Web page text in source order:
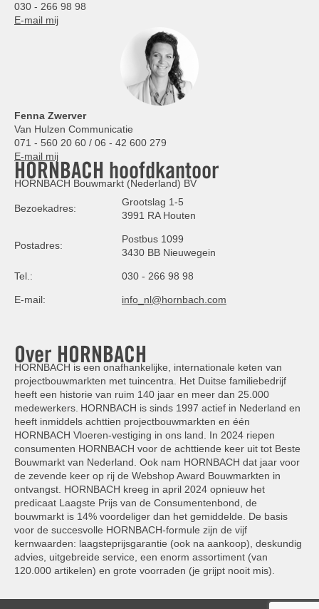
030 - 266 98 98
E-mail mij
Fenna Zwerver
Van Hulzen Communicatie
071 - 560 20 60 / 06 - 42 600 279
E-mail mij
HORNBACH hoofdkantoor
HORNBACH Bouwmarkt (Nederland) BV
Bezoekadres:
Grootslag 1-5
3991 RA Houten
Postadres:
Postbus 1099
3430 BB Nieuwegein
Tel.: 030 - 266 98 98
E-mail: info_nl@hornbach.com
Over HORNBACH
HORNBACH is een onafhankelijke, internationale keten van
projectbouwmarkten met tuincentra. Het Duitse familiebedrijf
heeft een historie van ruim 140 jaar en meer dan 25.000
medewerkers. HORNBACH is sinds 1997 actief in Nederland en
heeft inmiddels achttien projectbouwmarkten en één
HORNBACH Vloeren-vestiging in ons land. In 2024 riepen
consumenten HORNBACH voor de achttiende keer uit tot Beste
Bouwmarkt van Nederland. Ook nam HORNBACH dat jaar voor
de zevende keer op rij de Webshop Award Bouwmarkten in
ontvangst. HORNBACH kreeg in april 2024 opnieuw het
predicaat Laagste Prijs van de Consumentenbond, de
bouwmarkt is 14% voordeliger dan het gemiddelde. De basis
voor de succesvolle HORNBACH-formule zijn de vijf
kernwaarden: laagsteprijsgarantie (ook na aankoop), deskundig
advies, uitgebreide service, een enorm assortiment (van
120.000 artikelen) en grote voorraden (je grijpt nooit mis).